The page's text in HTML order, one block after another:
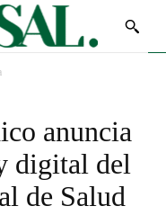
anuncia
digital del
de Salud